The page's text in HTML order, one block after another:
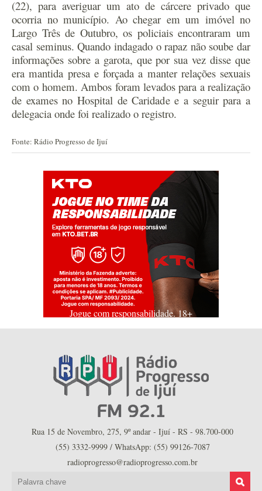
(22), para averiguar um ato de cárcere privado que
ocorria no município. Ao chegar em um imóvel no
Largo Três de Outubro, os policiais encontraram um
casal seminus. Quando indagado o rapaz não soube dar
informações sobre a garota, que por sua vez disse que
era mantida presa e forçada a manter relações sexuais
com o homem. Ambos foram levados para a realização
de exames no Hospital de Caridade e a seguir para a
delegacia onde foi realizado o registro.
Fonte: Rádio Progresso de Ijuí
Jogue com responsabilidade. 18+
Rua 15 de Novembro, 275, 9º andar - Ijuí - RS - 98.700-000
(55) 3332-9999 / WhatsApp: (55) 99126-7087
radioprogresso@radioprogresso.com.br